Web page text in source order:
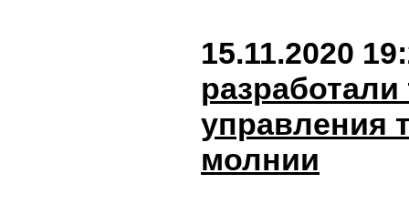
15.11.2020
управления
молнии